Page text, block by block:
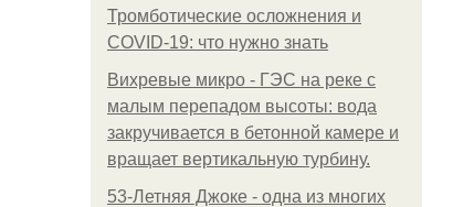
Тромботические осложнения и
COVID-19: что нужно знать
Вихревые микро - ГЭС на реке с
малым перепадом высоты: вода
закручивается в бетонной камере и
вращает вертикальную турбину.
53-Летняя Джоке - одна из многих